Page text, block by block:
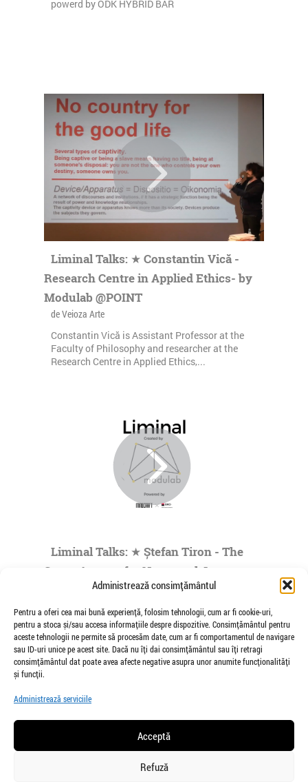
Administrează consimțământul
Pentru a oferi cea mai bună experiență, folosim tehnologii, cum ar fi cookie-uri,
pentru a stoca și/sau accesa informațiile despre dispozitive. Consimțământul pentru
aceste tehnologii ne permite să procesăm date, cum ar fi comportamentul de navigare
sau ID-uri unice pe acest site. Dacă nu îți dai consimțământul sau îți retragi
consimțământul dat poate avea afecte negative asupra unor anumite funcționalități
și funcții.
Administrează serviciile
Acceptă
Refuză
powerd by ODK HYBRID BAR
Liminal Talks: ★ Constantin Vică -
Research Centre in Applied Ethics- by
Modulab @POINT
de Veioza Arte
Constantin Vică is Assistant Professor at the
Faculty of Philosophy and researcher at the
Research Centre in Applied Ethics,...
Liminal Talks: ★ Ștefan Tiron - The
Space Agency for Nocturnal Journeys
to the Origins of the Universe- by
Modulab @POINT
de Veioza Arte
Stefan Tiron is an artist living and working
between Bucharest and Berlin. He is the founder